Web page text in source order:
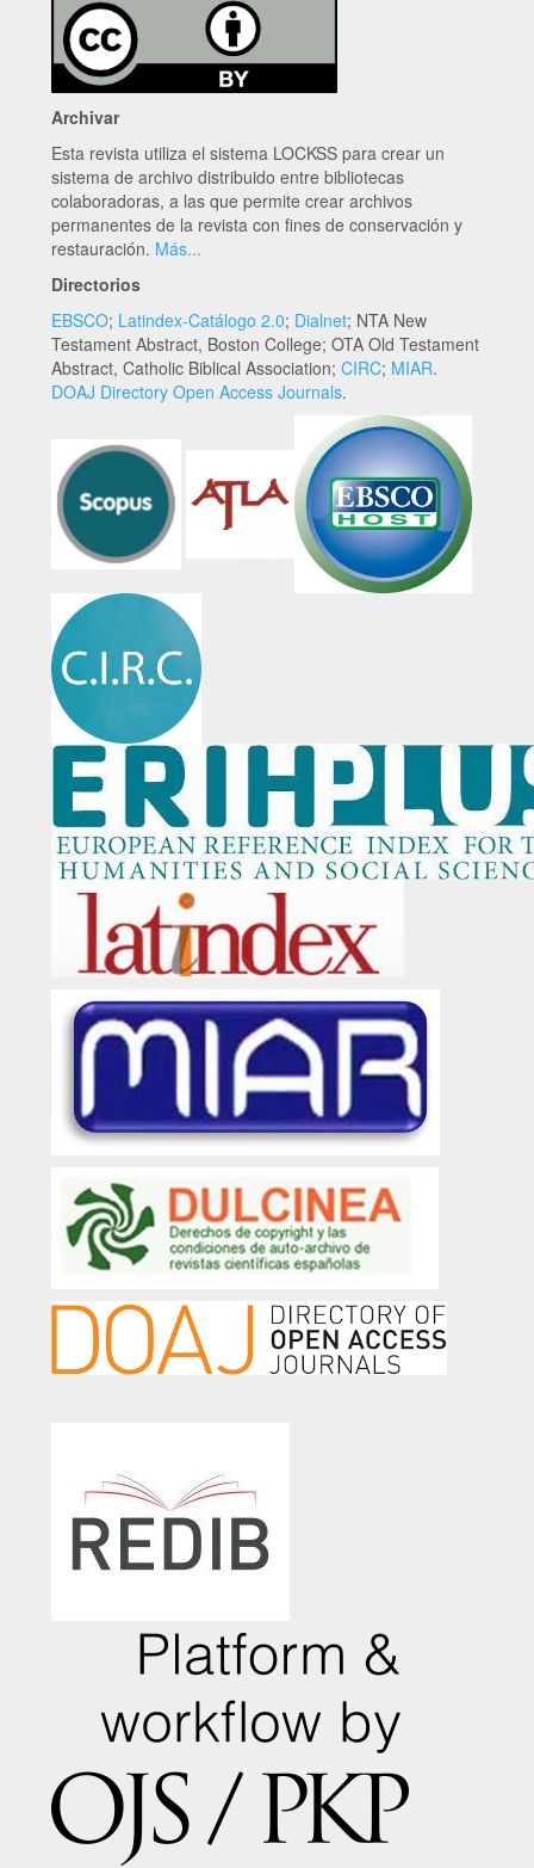
Archivar
Esta revista utiliza el sistema LOCKSS para crear un
sistema de archivo distribuido entre bibliotecas
colaboradoras, a las que permite crear archivos
permanentes de la revista con fines de conservación y
restauración. Más...
Directorios
EBSCO; Latindex-Catálogo 2.0; Dialnet; NTA New
Testament Abstract, Boston College; OTA Old Testament
Abstract, Catholic Biblical Association; CIRC; MIAR.
DOAJ Directory Open Access Journals.